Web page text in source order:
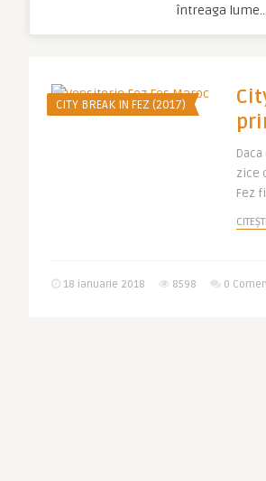
întreaga
CITY BREAK IN FEZ (2017)
zice
Fez
18 ianuarie 2018 8598 0